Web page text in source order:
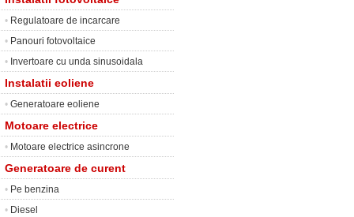
• Regulatoare de incarcare
• Panouri fotovoltaice
• Invertoare cu unda sinusoidala
Instalatii eoliene
• Generatoare eoliene
Motoare electrice
• Motoare electrice asincrone
Generatoare de curent
• Pe benzina
• Diesel